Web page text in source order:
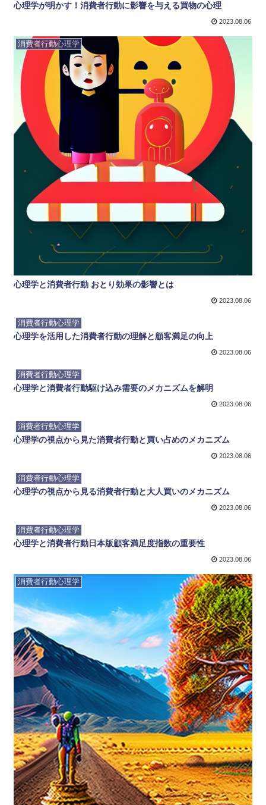
心理学が明かす！消費者行動に影響を与える買物の心理
2023.08.06
消費者行動心理学
心理学と消費者行動 おとり効果の影響とは
2023.08.06
消費者行動心理学
心理学を活用した消費者行動の理解と顧客満足の向上
2023.08.06
消費者行動心理学
心理学と消費者行動駆け込み需要のメカニズムを解明
2023.08.06
消費者行動心理学
心理学の視点から見た消費者行動と買い占めのメカニズム
2023.08.06
消費者行動心理学
心理学の視点から見る消費者行動と大人買いのメカニズム
2023.08.06
消費者行動心理学
心理学と消費者行動日本版顧客満足度指数の重要性
2023.08.06
消費者行動心理学